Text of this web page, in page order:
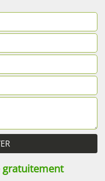
gratuitement